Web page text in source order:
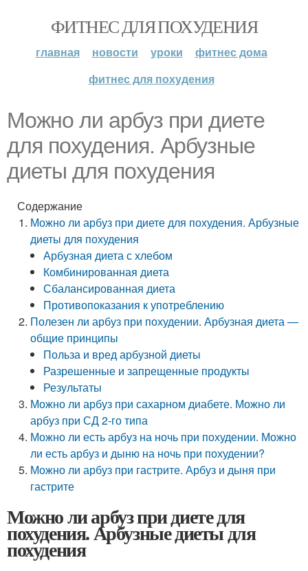
ФИТНЕС ДЛЯ ПОХУДЕНИЯ
главная новости уроки
фитнес дома
фитнес для похудения
Можно ли арбуз при диете
для похудения. Арбузные
диеты для похудения
Содержание
Можно ли арбуз при диете для похудения. Арбузные
диеты для похудения
Арбузная диета с хлебом
Комбинированная диета
Сбалансированная диета
Противопоказания к употреблению
Полезен ли арбуз при похудении. Арбузная диета —
общие принципы
Польза и вред арбузной диеты
Разрешенные и запрещенные продукты
Результаты
Можно ли арбуз при сахарном диабете. Можно ли
арбуз при СД 2-го типа
Можно ли есть арбуз на ночь при похудении. Можно
ли есть арбуз и дыню на ночь при похудении?
Можно ли арбуз при гастрите. Арбуз и дыня при
гастрите
Можно ли арбуз при диете для
похудения. Арбузные диеты для
похудения